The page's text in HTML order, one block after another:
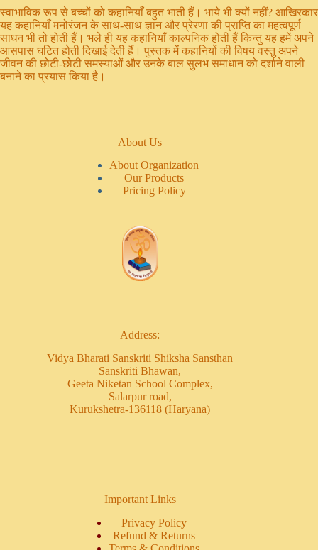
स्वाभाविक रूप से बच्चों को कहानियाँ बहुत भाती हैं। भाये भी क्यों नहीं? आखिरकार
यह कहानियाँ मनोरंजन के साथ-साथ ज्ञान और प्रेरणा की प्राप्ति का महत्वपूर्ण
साधन भी तो होती हैं। भले ही यह कहानियाँ काल्पनिक होती हैं किन्तु यह हमें अपने
आसपास घटित होती दिखाई देती हैं। पुस्तक में कहानियों की विषय वस्तु अपने
जीवन की छोटी-छोटी समस्याओं और उनके बाल सुलभ समाधान को दर्शाने वाली
बनाने का प्रयास किया है।
About Us
About Organization
Our Products
Pricing Policy
Address:
Vidya Bharati Sanskriti Shiksha Sansthan
Sanskriti Bhawan,
Geeta Niketan School Complex,
Salarpur road,
Kurukshetra-136118 (Haryana)
Important Links
Privacy Policy
Refund & Returns